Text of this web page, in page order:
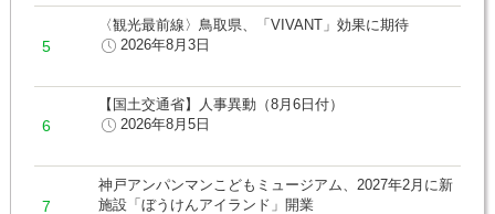
〈観光最前線〉鳥取県、「VIVANT」効果に期待
2026年8月3日
【国土交通省】人事異動（8月6日付）
2026年8月5日
神戸アンパンマンこどもミュージアム、2027年2月に新
施設「ぼうけんアイランド」開業